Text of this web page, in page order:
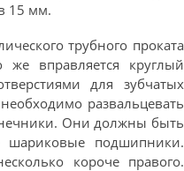
15 мм.
трубного проката
вправляется круглый
для зубчатых
развальцевать
Они должны быть
шариковые подшипники.
короче правого.